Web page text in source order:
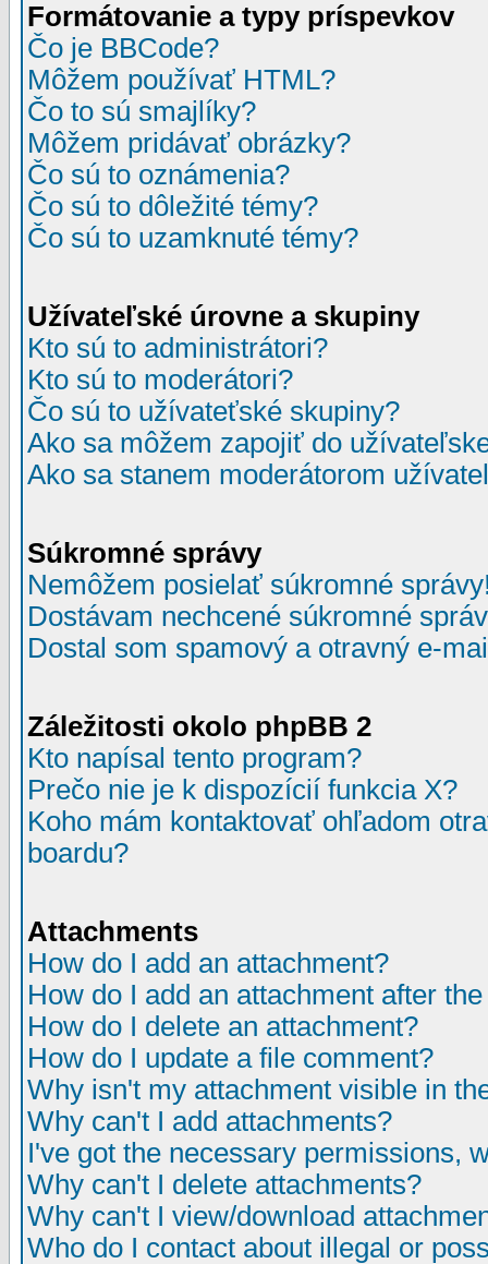
Formátovanie a typy príspevkov
Čo je BBCode?
Môžem používať HTML?
Čo to sú smajlíky?
Môžem pridávať obrázky?
Čo sú to oznámenia?
Čo sú to dôležité témy?
Čo sú to uzamknuté témy?
Užívateľské úrovne a skupiny
Kto sú to administrátori?
Kto sú to moderátori?
Čo sú to užívateťské skupiny?
Ako sa môžem zapojiť do
Ako sa stanem moderátorom
Súkromné správy
Nemôžem posielať súkromné
Dostávam nechcené súkromné
Dostal som spamový a otravný e-
Záležitosti okolo phpBB 2
Kto napísal tento program?
Prečo nie je k dispozícií funkcia X?
Koho mám kontaktovať ohľadom
boardu?
Attachments
How do I add an attachment?
How do I add an attachment after
How do I delete an attachment?
How do I update a file comment?
Why isn't my attachment visible in
Why can't I add attachments?
I've got the necessary permissions,
Why can't I delete attachments?
Why can't I view/download
Who do I contact about illegal or